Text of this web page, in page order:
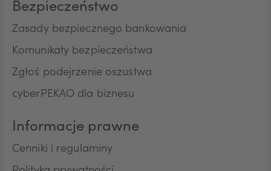
Bezpieczeństwo
Zasady bezpiecznego bankowania
Komunikaty bezpieczeństwa
Zgłoś podejrzenie oszustwa
cyberPEKAO dla biznesu
Informacje prawne
Cenniki i regulaminy